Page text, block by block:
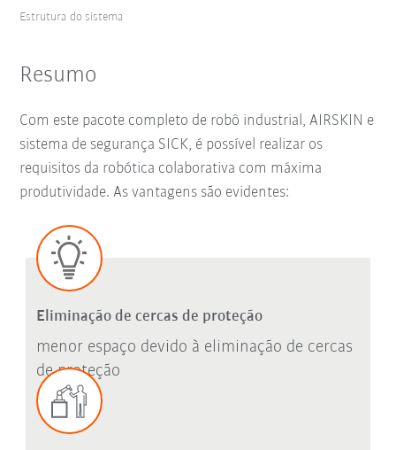
Estrutura do sistema
Resumo
Com este pacote completo de robô industrial, AIRSKIN e
sistema de segurança SICK, é possível realizar os
requisitos da robótica colaborativa com máxima
produtividade. As vantagens são evidentes:
Eliminação de cercas de proteção
menor espaço devido à eliminação de cercas
de proteção